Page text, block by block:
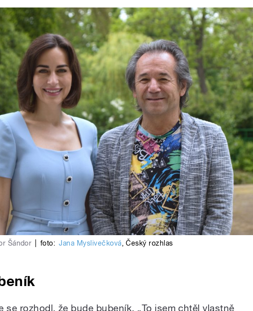
Šándor foto: Jana Myslivečková,Český rozhlas
se rozhodl, že bude bubeník. „To jsem chtěl vlastně